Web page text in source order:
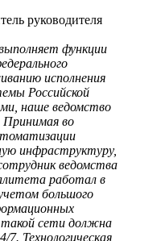
руководителя
функции
исполнения
Российской
наше ведомство
Принимая во
инфраструктуру,
ведомства
работал в
большого
такой сети должна
Технологическая